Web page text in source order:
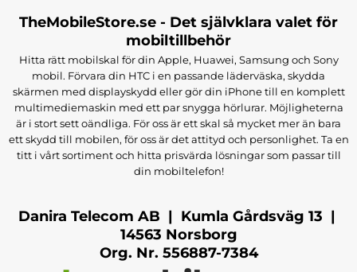
TheMobileStore.se - Det självklara valet för
mobiltillbehör
Hitta rätt mobilskal för din Apple, Huawei, Samsung och Sony
mobil. Förvara din HTC i en passande läderväska, skydda
skärmen med displayskydd eller gör din iPhone till en komplett
multimediemaskin med ett par snygga hörlurar. Möjligheterna
är i stort sett oändliga. För oss är ett skal så mycket mer än bara
ett skydd till mobilen, för oss är det attityd och personlighet. Ta en
titt i vårt sortiment och hitta prisvärda lösningar som passar till
din mobiltelefon!
Danira Telecom AB | Kumla Gårdsväg 13 |
14563 Norsborg
Org. Nr. 556887-7384